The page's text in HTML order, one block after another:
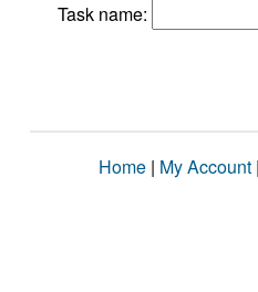
Task name:
Home | My Account |